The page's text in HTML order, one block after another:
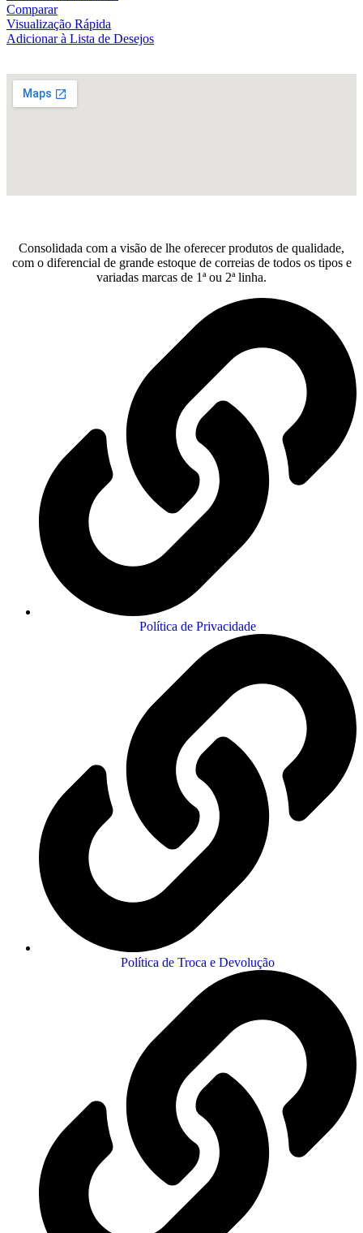
Comparar
Visualização Rápida
Adicionar à Lista de Desejos
Consolidada com a visão de lhe oferecer produtos de qualidade,
com o diferencial de grande estoque de correias de todos os tipos e
variadas marcas de 1ª ou 2ª linha.
Política de Privacidade
Política de Troca e Devolução